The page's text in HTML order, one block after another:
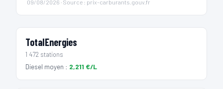
09/08/2026 · Source : prix-carburants.gouv.fr
TotalEnergies
1 472 stations
Diesel moyen : 2,211 €/L